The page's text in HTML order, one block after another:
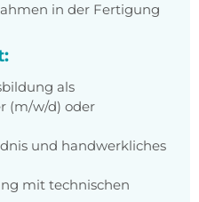
in der Fertigung
als
(m/w/d) oder
und handwerkliches
mit technischen